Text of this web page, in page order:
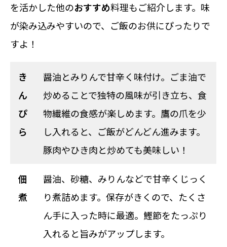
を活かした他のおすすめ料理もご紹介します。味
が染み込みやすいので、ご飯のお供にぴったりで
すよ！
き
ん
ぴ
ら
醤油とみりんで甘辛く味付け。ごま油で
炒めることで独特の風味が引き立ち、食
物繊維の食感が楽しめます。鷹の爪を少
し入れると、ご飯がどんどん進みます。
豚肉やひき肉と炒めても美味しい！
佃
煮
醤油、砂糖、みりんなどで甘辛くじっく
り煮詰めます。保存がきくので、たくさ
ん手に入った時に最適。鰹節をたっぷり
入れると旨みがアップします。